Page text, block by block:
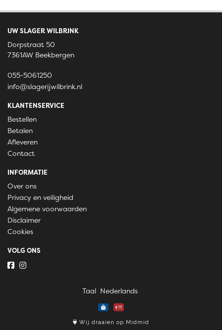
UW SLAGER WILBRINK
Dorpstraat 50
7361AW Beekbergen
055-5061250
info@slagerijwilbrink.nl
KLANTENSERVICE
Bestellen
Betalen
Afleveren
Contact
INFORMATIE
Over ons
Privacy en veiligheid
Algemene voorwaarden
Disclaimer
Cookies
VOLG ONS
Taal
Wij draaien op Midmid